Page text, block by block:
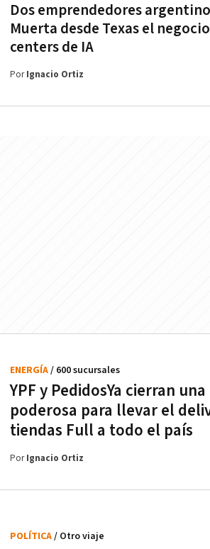
Dos emprendedores
Muerta desde Texas el
centers de IA
PorIgnacio Ortiz
YPF y PedidosYa cierran
poderosa para llevar el
tiendas Full a todo el país
ENERGÍA/ 600 sucursales
PorIgnacio Ortiz
POLÍTICA/ Otro viaje